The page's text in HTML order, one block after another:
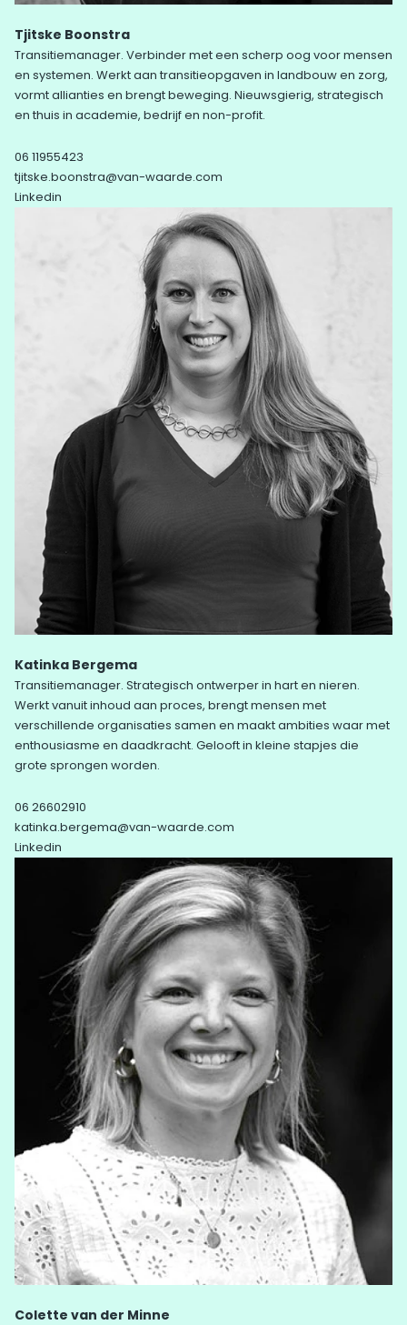
Tjitske Boonstra
Transitiemanager. Verbinder met een scherp oog voor mensen
en systemen. Werkt aan transitieopgaven in landbouw en zorg,
vormt allianties en brengt beweging. Nieuwsgierig, strategisch
en thuis in academie, bedrijf en non-profit.
06 11955423
tjitske.boonstra@van-waarde.com
Linkedin
Katinka Bergema
Transitiemanager. Strategisch ontwerper in hart en nieren.
Werkt vanuit inhoud aan proces, brengt mensen met
verschillende organisaties samen en maakt ambities waar met
enthousiasme en daadkracht. Gelooft in kleine stapjes die
grote sprongen worden.
06 26602910
katinka.bergema@van-waarde.com
Linkedin
Colette van der Minne